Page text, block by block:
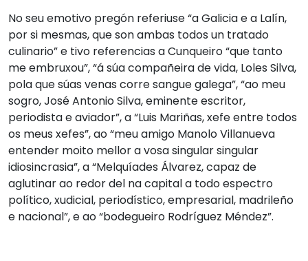
No seu emotivo pregón referiuse “a Galicia e a Lalín,
por si mesmas, que son ambas todos un tratado
culinario” e tivo referencias a Cunqueiro “que tanto
me embruxou”, “á súa compañeira de vida, Loles Silva,
pola que súas venas corre sangue galega”, “ao meu
sogro, José Antonio Silva, eminente escritor,
periodista e aviador”, a “Luis Mariñas, xefe entre todos
os meus xefes”, ao “meu amigo Manolo Villanueva
entender moito mellor a vosa singular singular
idiosincrasia”, a “Melquíades Álvarez, capaz de
aglutinar ao redor del na capital a todo espectro
político, xudicial, periodístico, empresarial, madrileño
e nacional”, e ao “bodegueiro Rodríguez Méndez”.